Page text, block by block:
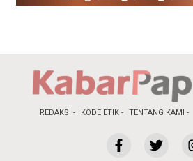
REDAKSI KODE ETIK TENTANG KAMI